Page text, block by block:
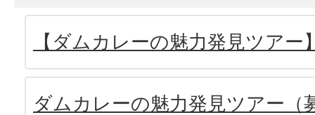
【ダムカレーの魅力発見ツア
ダムカレーの魅力発見ツアー（